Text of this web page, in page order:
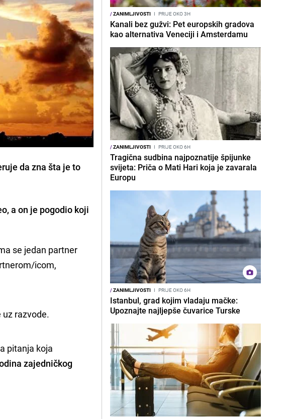
da zna šta je to
a on je pogodio koji
se jedan partner
icom,
razvode.
pitanja koja
zajedničkog
/ZANIMLJIVOSTI I PRIJE OKO 3H
Kanali bez gužvi: Pet europskih gradova
kao alternativa Veneciji i Amsterdamu
/ZANIMLJIVOSTI I PRIJE OKO 6H
Tragična sudbina najpoznatije špijunke
svijeta: Priča o Mati Hari koja je zavarala
Europu
/ZANIMLJIVOSTI I PRIJE OKO 6H
Istanbul, grad kojim vladaju mačke:
Upoznajte najljepše čuvarice Turske